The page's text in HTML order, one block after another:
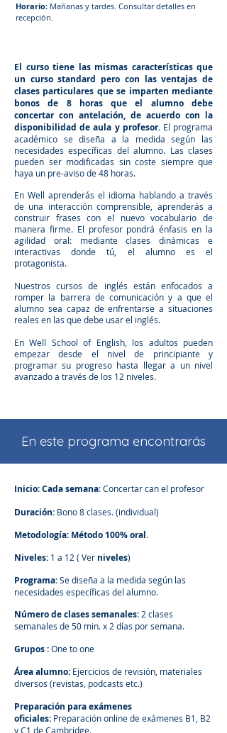
Horario: Mañanas y tardes. Consultar detalles en
recepción.
El curso tiene las mismas características que
un curso standard pero con las ventajas de
clases particulares que se imparten mediante
bonos de 8 horas que el alumno debe
concertar con antelación, de acuerdo con la
disponibilidad de aula y profesor.El programa
académico se diseña a la medida según las
necesidades específicas del alumno. Las clases
pueden ser modificadas sin coste siempre que
haya un pre-aviso de 48 horas.
En Well aprenderás el idioma hablando a través
de una interacción comprensible, aprenderás a
construir frases con el nuevo vocabulario de
manera firme. El profesor pondrá énfasis en la
agilidad oral: mediante clases dinámicas e
interactivas donde tú, el alumno es el
protagonista.
Nuestros cursos de inglés están enfocados a
romper la barrera de comunicación y a que el
alumno sea capaz de enfrentarse a situaciones
reales en las que debe usar el inglés.
En Well School of English, los adultos pueden
empezar desde el nivel de principiante y
programar su progreso hasta llegar a un nivel
avanzado a través de los 12 niveles.
En este programa encontrarás
Inicio:Cada semana: Concertar can el profesor
Duración: Bono 8 clases. (individual)
Metodología: Método 100% oral.
Niveles: 1 a 12 ( Ver niveles)
Programa:Se diseña a la medida según las
necesidades específicas del alumno.
Número de clases semanales: 2 clases
semanales de 50 min. x 2 días por semana.
Grupos :One to one
Áreaalumno: Ejercicios de revisión, materiales
diversos (revistas, podcasts etc.)
Preparación para exámenes
oficiales: Preparación online de exámenes B1, B2
y C1 de Cambridge.